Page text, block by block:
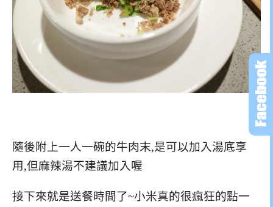
隨後附上一人一碗的牛肉末,是可以加入湯底享
用,但麻辣湯不建議加入喔
接下來就是送餐時間了~小米真的很瘋狂的點一